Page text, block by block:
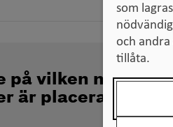
på vilken nivå
är placerade
som
och
tillåta.